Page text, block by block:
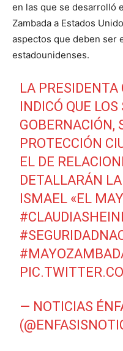
en las que se desarrolló
Zambada a Estados
aspectos que deben ser
estadounidenses.
LA
INDICÓ QUE
GOBERNACIÓN,
PROTECCIÓN
EL DE
DETALLARÁN
ISMAEL «EL
— NOTICIAS